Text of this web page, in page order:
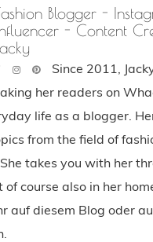
Blogger -
- Content
Since 2011,
her readers on
life as a blogger.
from the field of
takes you with her
course also in her
auf diesem Blog oder